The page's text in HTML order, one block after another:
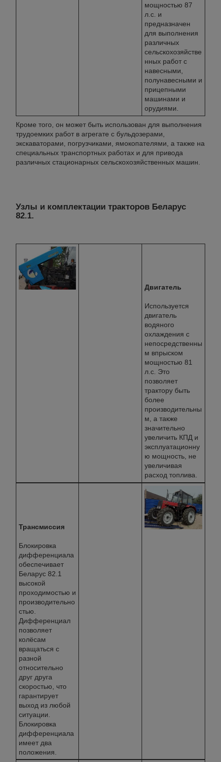
мощностью 87
л.с. и
предназначен
для выполнения
различных
сельскохозяйстве
нных работ с
навесными,
полунавесными и
прицепными
машинами и
орудиями.
Кроме того, он может быть использован для выполнения
трудоемких работ в агрегате с бульдозерами,
экскаваторами, погрузчиками, ямокопателями, а также на
специальных транспортных работах и для привода
различных стационарных сельскохозяйственных машин.
Узлы и комплектации тракторов Беларус
82.1.
Двигатель
Используется
двигатель
водяного
охлаждения с
непосредственны
м впрыском
мощностью 81
л.с. Это
позволяет
трактору быть
более
производительны
м, а также
значительно
увеличить КПД и
эксплуатационну
ю мощность, не
увеличивая
расход топлива.
Трансмиссия
Блокировка
дифференциала
обеспечивает
Беларус 82.1
высокой
проходимостью и
производительно
стью.
Дифференциал
позволяет
колёсам
вращаться с
разной
относительно
друг друга
скоростью, что
гарантирует
выход из любой
ситуации.
Блокировка
дифференциала
имеет два
положения.